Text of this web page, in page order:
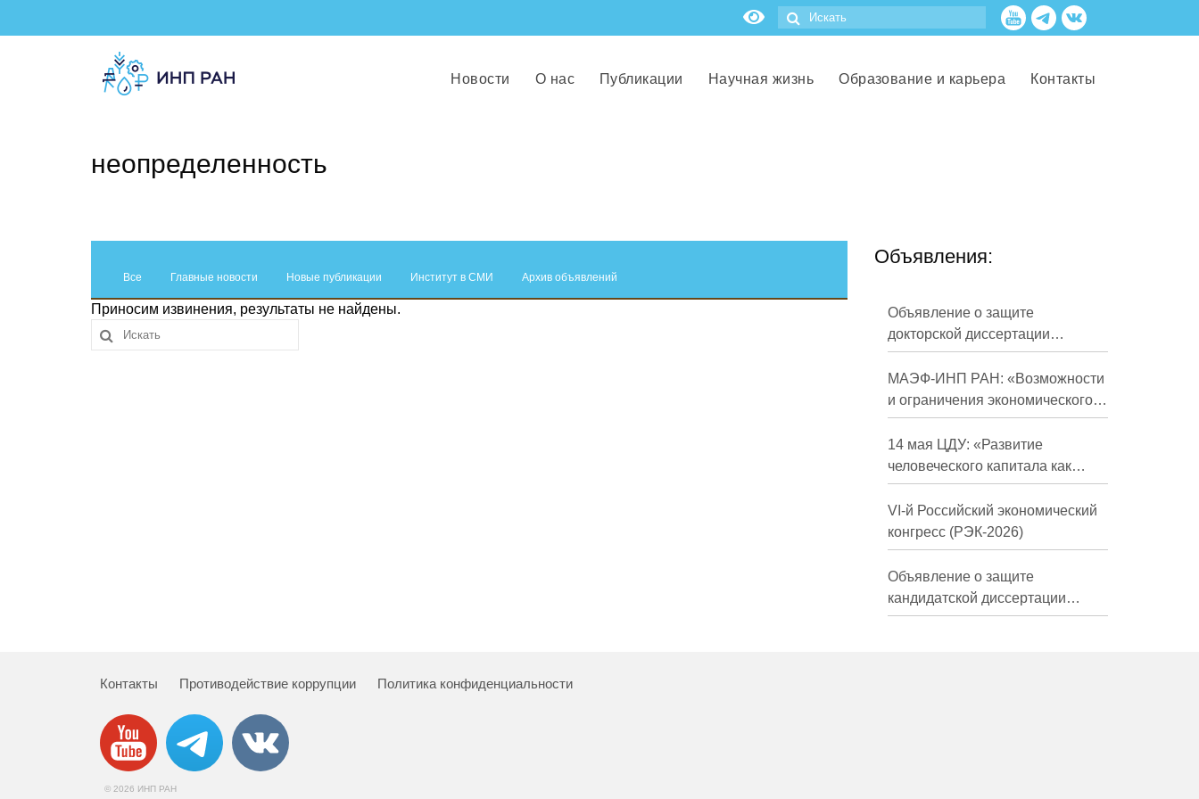
Новости О нас Публикации Научная жизнь Образование и карьера Контакты
неопределенность
Все Главные новости Новые публикации Институт в СМИ Архив объявлений
Приносим извинения, результаты не найдены.
Объявления:
Объявление о защите
докторской диссертации
Кузнецова Михаила
Евгеньевича
МАЭФ-ИНП РАН: «Возможности
и ограничения экономического
развития России в средне- и
долгосрочной перспективе»
14 мая ЦДУ: «Развитие
человеческого капитала как
фактор экономического роста»
VI-й Российский экономический
конгресс (РЭК-2026)
Объявление о защите
кандидатской диссертации
Трындиной Николь Сергеевны
Контакты Противодействие коррупции Политика конфиденциальности
© 2026 ИНП РАН